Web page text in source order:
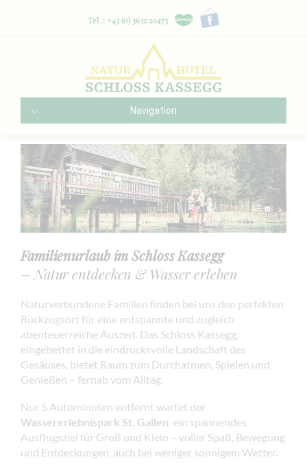
Tel .: +43 (0) 3632 20473
Navigation
Familienurlaub im Schloss Kassegg
– Natur entdecken & Wasser erleben
Naturverbundene Familien finden bei uns den perfekten
Rückzugsort für eine entspannte und zugleich
abenteuerreiche Auszeit. Das Schloss Kassegg,
eingebettet in die eindrucksvolle Landschaft des
Gesäuses, bietet Raum zum Durchatmen, Spielen und
Genießen – fernab vom Alltag.
Nur 5 Autominuten entfernt wartet der
Wassererlebnispark St. Gallen: ein spannendes
Ausflugsziel für Groß und Klein – voller Spaß, Bewegung
und Entdeckungen, auch bei weniger sonnigem Wetter.